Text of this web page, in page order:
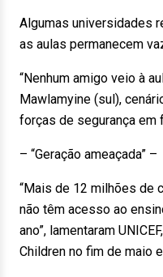
Algumas universidades
as aulas permanecem
“Nenhum amigo veio à
Mawlamyine (sul),
forças de segurança em
– “Geração ameaçada” –
“Mais de 12 milhões de
não têm acesso ao
ano”, lamentaram
Children no fim de maio